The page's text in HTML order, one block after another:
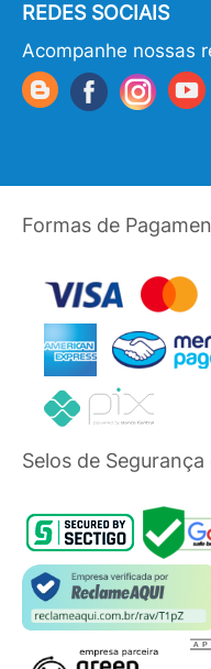
REDES SOCIAIS
Acompanhe nossas
Formas de
Selos de